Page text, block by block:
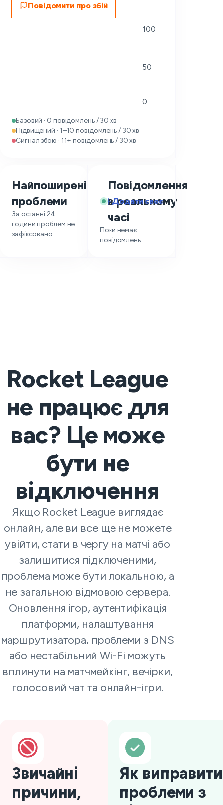
Повідомити про збій
100
50
0
Базовий · 0 повідомлень / 30 хв
Підвищений · 1–10 повідомлень / 30 хв
Сигнал збою · 11+ повідомлень / 30 хв
Найпоширеніші
проблеми
За останні 24
години проблем не
зафіксовано
Повідомлення
в реальному
часі
Додати своє
Поки немає
повідомлень
Rocket League
не працює для
вас? Це може
бути не
відключення
Якщо Rocket League виглядає
онлайн, але ви все ще не можете
увійти, стати в чергу на матчі або
залишитися підключеними,
проблема може бути локальною, а
не загальною відмовою сервера.
Оновлення ігор, аутентифікація
платформи, налаштування
маршрутизатора, проблеми з DNS
або нестабільний Wi-Fi можуть
вплинути на матчмейкінг, вечірки,
голосовий чат та онлайн-ігри.
Звичайні
причини,
Як виправити
проблеми з